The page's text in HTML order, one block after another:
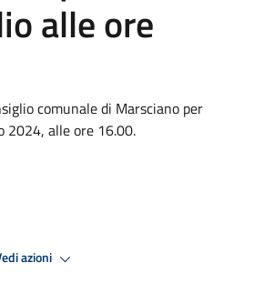
alle ore
comunale di Marsciano per
2024, alle ore 16.00.
azioni